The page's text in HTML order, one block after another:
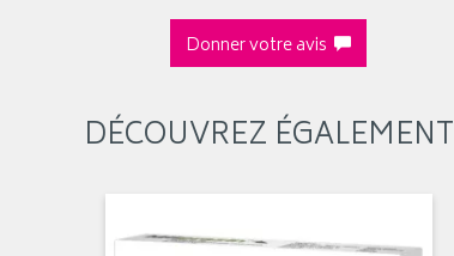
Donner votre avis
DÉCOUVREZ ÉGALEMENT